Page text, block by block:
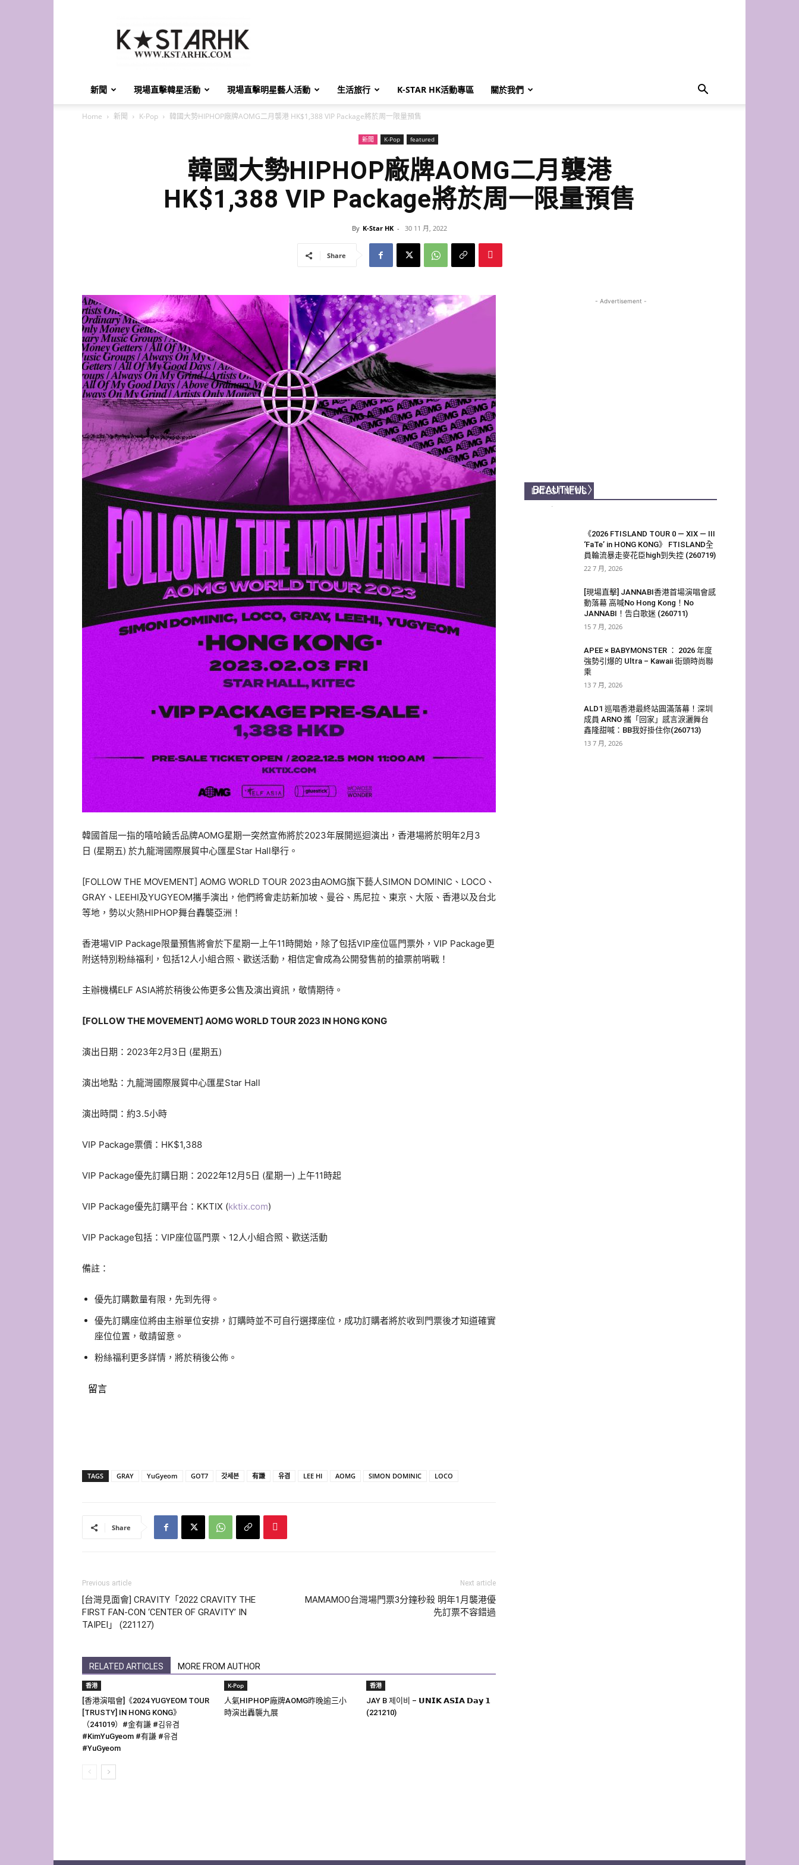
Star
HK
新聞 現場直擊韓星活動 現場直擊明星藝人活動 生活旅行 K-STAR HK活動專區 關於我們
Home 新聞 K-Pop 韓國大勢HIPHOP廠牌AOMG二月襲港 HK$1,388 VIP Package將於周一限量預售
新聞 K-Pop featured
韓國大勢HIPHOP廠牌AOMG二月襲港
HK$1,388 VIP Package將於周一限量預售
By K-Star HK - 30 11 月, 2022
Share
韓國首屈一指的嘻哈饒舌品牌AOMG星期一突然宣佈將於2023年展開巡迴演出，香港場將於明年2月3
日 (星期五) 於九龍灣國際展貿中心匯星Star Hall舉行。
[FOLLOW THE MOVEMENT] AOMG WORLD TOUR 2023由AOMG旗下藝人SIMON DOMINIC、LOCO、
GRAY、LEEHI及YUGYEOM攜手演出，他們將會走訪新加坡、曼谷、馬尼拉、東京、大阪、香港以及台北
等地，勢以火熱HIPHOP舞台轟襲亞洲！
香港場VIP Package限量預售將會於下星期一上午11時開始，除了包括VIP座位區門票外，VIP Package更
附送特別粉絲福利，包括12人小組合照、歡送活動，相信定會成為公開發售前的搶票前哨戰！
主辦機構ELF ASIA將於稍後公佈更多公售及演出資訊，敬情期待。
[FOLLOW THE MOVEMENT] AOMG WORLD TOUR 2023 IN HONG KONG
演出日期：2023年2月3日 (星期五)
演出地點：九龍灣國際展貿中心匯星Star Hall
演出時間：約3.5小時
VIP Package票價：HK$1,388
VIP Package優先訂購日期：2022年12月5日 (星期一) 上午11時起
VIP Package優先訂購平台：KKTIX (kktix.com)
VIP Package包括：VIP座位區門票、12人小組合照、歡送活動
備註：
優先訂購數量有限，先到先得。
優先訂購座位將由主辦單位安排，訂購時並不可自行選擇座位，成功訂購者將於收到門票後才知道確實
座位位置，敬請留意。
粉絲福利更多詳情，將於稍後公佈。
留言
TAGS GRAY YuGyeom GOT7 갓세븐 有謙 유겸 LEE HI AOMG SIMON DOMINIC LOCO
Share
Previous article
[台灣見面會] CRAVITY「2022 CRAVITY THE
FIRST FAN-CON ‘CENTER OF GRAVITY’ IN
TAIPEI」 (221127)
Next article
MAMAMOO台灣場門票3分鐘秒殺 明年1月襲港優
先訂票不容錯過
RELATED ARTICLES MORE FROM AUTHOR
香港
[香港演唱會]《2024 YUGYEOM TOUR
[TRUSTY] IN HONG KONG》
（241019）#金有謙 #김유겸
#KimYuGyeom #有謙 #유겸
#YuGyeom
K-Pop
人氣HIPHOP廠牌AOMG昨晚逾三小
時演出轟襲九展
香港
JAY B 제이비 – 𝗨𝗡𝗜𝗞 𝗔𝗦𝗜𝗔 𝗗𝗮𝘆 𝟭
(221210)
- Advertisement -
LATEST NEWS
BEAUTIFUL〉的瞬間！
-
《2026 FTISLAND TOUR 0 — XIX — III
‘FaTe’ in HONG KONG》 FTISLAND全
員輪流暴走麥花臣high到失控 (260719)
22 7 月, 2026
[現場直擊] JANNABI香港首場演唱會感
動落幕 高喊No Hong Kong！No
JANNABI！告白歌迷 (260711)
15 7 月, 2026
APEE × BABYMONSTER ： 2026 年度
強勢引爆的 Ultra – Kawaii 街頭時尚聯
乘
13 7 月, 2026
ALD1 巡唱香港最終站圓滿落幕！深圳
成員 ARNO 攜「回家」感言淚灑舞台
鑫隆甜喊：BB我好掛住你(260713)
13 7 月, 2026